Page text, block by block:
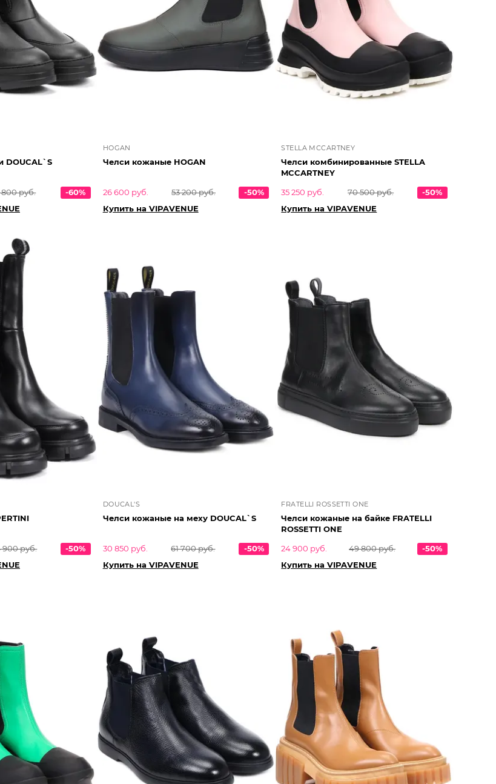
DOUCAL`S
800 руб.
-60%
HOGAN
Челси кожаные HOGAN
26 600 руб. 53 200 руб.
-50%
Купить на VIPAVENUE
STELLA MCCARTNEY
Челси комбинированные STELLA
MCCARTNEY
35 250 руб.
70 500 руб.
-50%
Купить на VIPAVENUE
900 руб.
-50%
DOUCAL'S
Челси кожаные на меху DOUCAL`S
30 850 руб. 61 700 руб.
-50%
Купить на VIPAVENUE
FRATELLI ROSSETTI ONE
Челси кожаные на байке FRATELLI
ROSSETTI ONE
24 900 руб.
49 800 руб.
-50%
Купить на VIPAVENUE